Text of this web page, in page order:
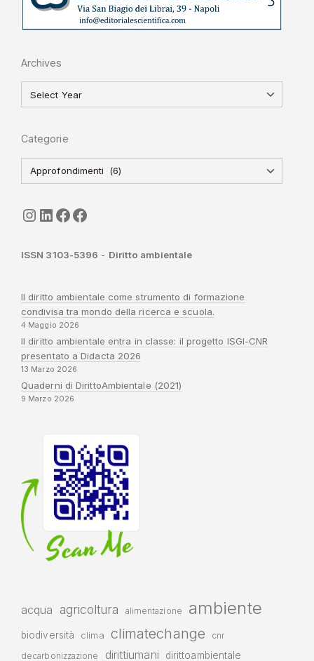
Archives
Categorie
seguici
LinkedIn
ISGI-CNRSapienza
ISSN 3103-5396 - Diritto ambientale
Il diritto ambientale come strumento di formazione
condivisa tra mondo della ricerca e scuola.
4 Maggio 2026
Il diritto ambientale entra in classe: il progetto ISGI-CNR
presentato a Didacta 2026
13 Marzo 2026
Quaderni di DirittoAmbientale (2021)
9 Marzo 2026
acqua agricoltura alimentazione ambiente
biodiversità clima climatechange cnr
decarbonizzazione dirittiumani dirittoambientale